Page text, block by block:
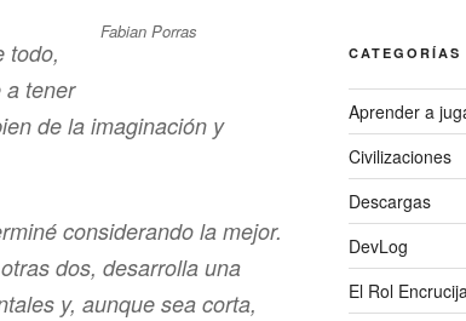
Fabian Porras
todo,
a tener
de la imaginación y
considerando la mejor.
dos, desarrolla una
y, aunque sea corta,
CATEGORÍAS
Aprender a
Civilizaciones
Descargas
DevLog
El Rol